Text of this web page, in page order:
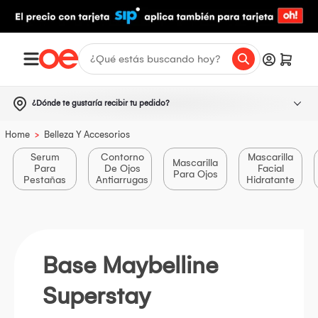
¿Dónde te gustaría recibir tu pedido?
Home > Belleza Y Accesorios
Serum
Para
Pestañas
Contorno
De Ojos
Antiarrugas
Mascarilla
Para Ojos
Mascarilla
Facial
Hidratante
Base Maybelline
Superstay